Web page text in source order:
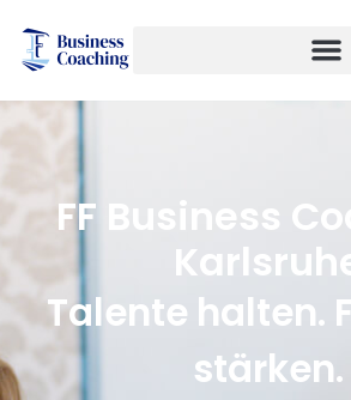
FF Business
Talente halten.
stärken.